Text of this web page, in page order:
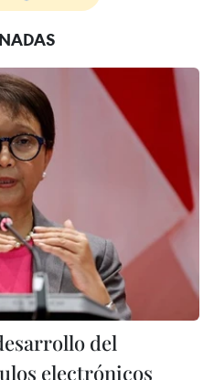
del
electrónicos